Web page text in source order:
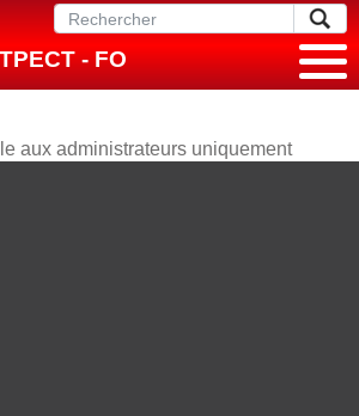
- FO
aux administrateurs uniquement